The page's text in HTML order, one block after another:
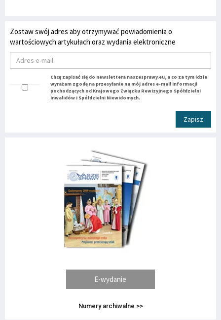
Zostaw swój adres aby otrzymywać powiadomienia o
wartościowych artykułach oraz wydania elektroniczne
Chcę zapisać się do newslettera naszesprawy.eu, a co za tym idzie
wyrażam zgodę na przesyłanie na mój adres e-mail informacji
pochodzących od Krajowego Związku Rewizyjnego Spółdzielni
Inwalidów i Spółdzielni Niewidomych.
Zapisz
E-wydanie
Numery archiwalne >>